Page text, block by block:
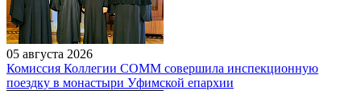
05 августа 2026
Комиссия Коллегии СОММ совершила инспекционную
поездку в монастыри Уфимской епархии